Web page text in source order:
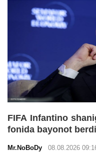
FIFA Infantino
fonida bayonot berdi
Mr.NoBoDy 08.08.2026